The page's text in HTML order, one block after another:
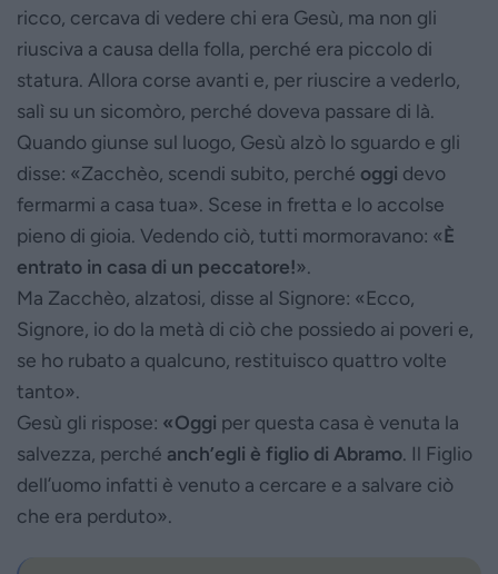
ricco, cercava di vedere chi era Gesù, ma non gli
riusciva a causa della folla, perché era piccolo di
statura. Allora corse avanti e, per riuscire a vederlo,
salì su un sicomòro, perché doveva passare di là.
Quando giunse sul luogo, Gesù alzò lo sguardo e gli
disse: «Zacchèo, scendi subito, perché oggi devo
fermarmi a casa tua». Scese in fretta e lo accolse
pieno di gioia. Vedendo ciò, tutti mormoravano: «È
entrato in casa di un peccatore!».
Ma Zacchèo, alzatosi, disse al Signore: «Ecco,
Signore, io do la metà di ciò che possiedo ai poveri e,
se ho rubato a qualcuno, restituisco quattro volte
tanto».
Gesù gli rispose: «Oggi per questa casa è venuta la
salvezza, perché anch’egli è figlio di Abramo. Il Figlio
dell’uomo infatti è venuto a cercare e a salvare ciò
che era perduto».